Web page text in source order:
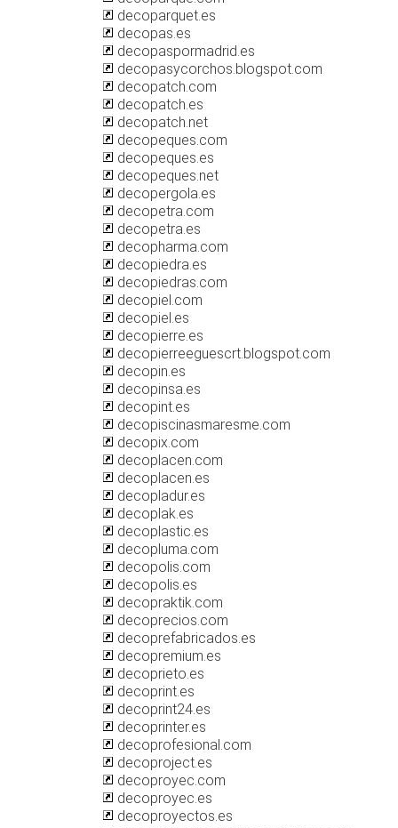
decoparquet.es
decopas.es
decopaspormadrid.es
decopasycorchos.blogspot.com
decopatch.com
decopatch.es
decopatch.net
decopeques.com
decopeques.es
decopeques.net
decopergola.es
decopetra.com
decopetra.es
decopharma.com
decopiedra.es
decopiedras.com
decopiel.com
decopiel.es
decopierre.es
decopierreeguescrt.blogspot.com
decopin.es
decopinsa.es
decopint.es
decopiscinasmaresme.com
decopix.com
decoplacen.com
decoplacen.es
decopladur.es
decoplak.es
decoplastic.es
decopluma.com
decopolis.com
decopolis.es
decopraktik.com
decoprecios.com
decoprefabricados.es
decopremium.es
decoprieto.es
decoprint.es
decoprint24.es
decoprinter.es
decoprofesional.com
decoproject.es
decoproyec.com
decoproyec.es
decoproyectos.es